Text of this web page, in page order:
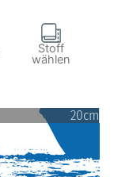
Stoff
wählen
20cm